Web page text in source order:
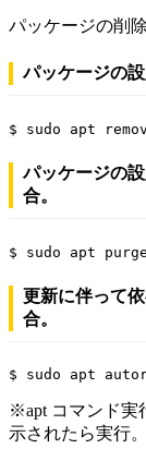
パッケージの削
パッケージの
$ sudo apt
パッケージの
合。
$ sudo apt purge
更新に伴って
合。
$ sudo apt
※apt コマンド実
示されたら実行。